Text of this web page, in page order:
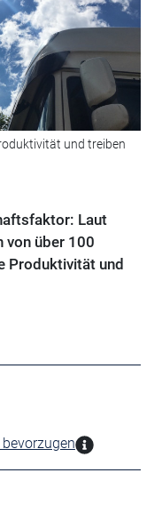
und treiben
Laut
von über 100
Produktivität und